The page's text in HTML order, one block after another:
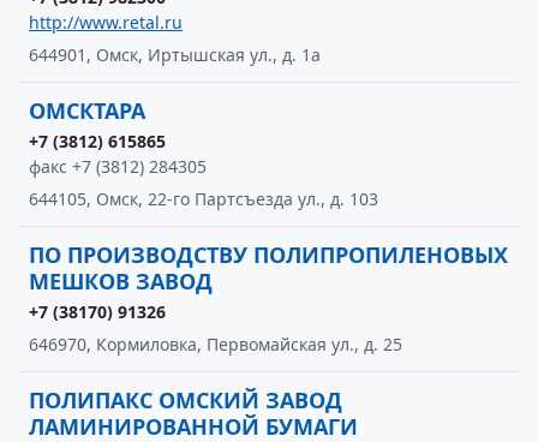
http://www.retal.ru
644901, Омск, Иртышская ул., д. 1а
ОМСКТАРА
+7 (3812) 615865
факс +7 (3812) 284305
644105, Омск, 22-го Партсъезда ул., д. 103
ПО ПРОИЗВОДСТВУ ПОЛИПРОПИЛЕНОВЫХ
МЕШКОВ ЗАВОД
+7 (38170) 91326
646970, Кормиловка, Первомайская ул., д. 25
ПОЛИПАКС ОМСКИЙ ЗАВОД
ЛАМИНИРОВАННОЙ БУМАГИ